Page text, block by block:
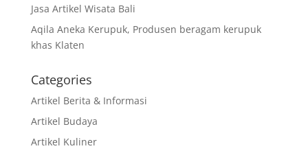
Jasa Artikel Wisata Bali
Aqila Aneka Kerupuk, Produsen beragam kerupuk
khas Klaten
Categories
Artikel Berita & Informasi
Artikel Budaya
Artikel Kuliner